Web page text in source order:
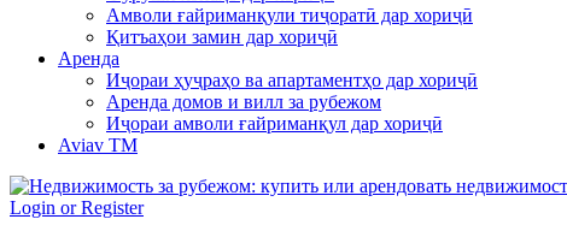
Амволи ғайриманқули тиҷоратӣ дар хориҷӣ
Қитъаҳои замин дар хориҷӣ
Аренда
Иҷораи ҳуҷраҳо ва апартаментҳо дар хориҷӣ
Аренда домов и вилл за рубежом
Иҷораи амволи ғайриманқул дар хориҷӣ
Aviav TM
Login or Register